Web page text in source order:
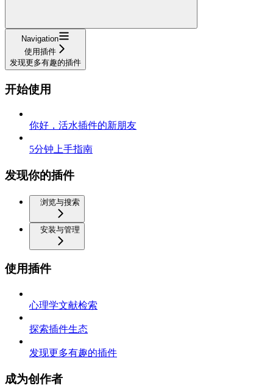
Navigation
使用插件
发现更多有趣的插件
开始使用
你好，活水插件的新朋友
5分钟上手指南
发现你的插件
浏览与搜索
安装与管理
使用插件
心理学文献检索
探索插件生态
发现更多有趣的插件
成为创作者